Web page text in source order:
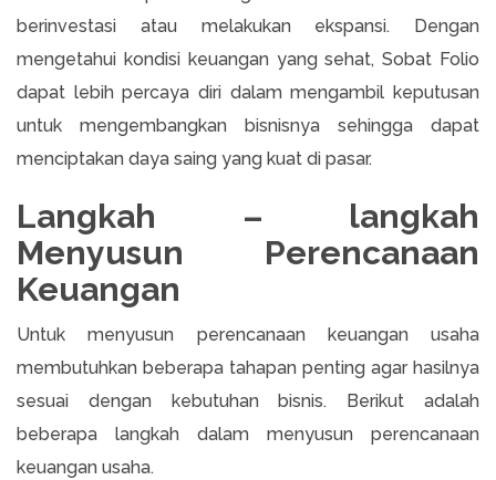
berinvestasi atau melakukan ekspansi. Dengan
mengetahui kondisi keuangan yang sehat, Sobat Folio
dapat lebih percaya diri dalam mengambil keputusan
untuk mengembangkan bisnisnya sehingga dapat
menciptakan daya saing yang kuat di pasar.
Langkah – langkah
Menyusun Perencanaan
Keuangan
Untuk menyusun perencanaan keuangan usaha
membutuhkan beberapa tahapan penting agar hasilnya
sesuai dengan kebutuhan bisnis. Berikut adalah
beberapa langkah dalam menyusun perencanaan
keuangan usaha.